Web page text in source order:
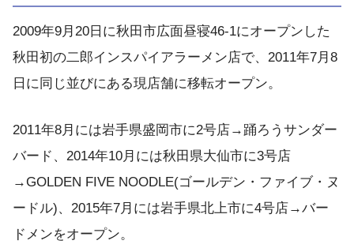
2009年9月20日に秋田市広面昼寝46-1にオープンした
秋田初の二郎インスパイアラーメン店で、2011年7月8
日に同じ並びにある現店舗に移転オープン。
2011年8月には岩手県盛岡市に2号店→踊ろうサンダー
バード、2014年10月には秋田県大仙市に3号店
→GOLDEN FIVE NOODLE(ゴールデン・ファイブ・ヌ
ードル)、2015年7月には岩手県北上市に4号店→バー
ドメンをオープン。